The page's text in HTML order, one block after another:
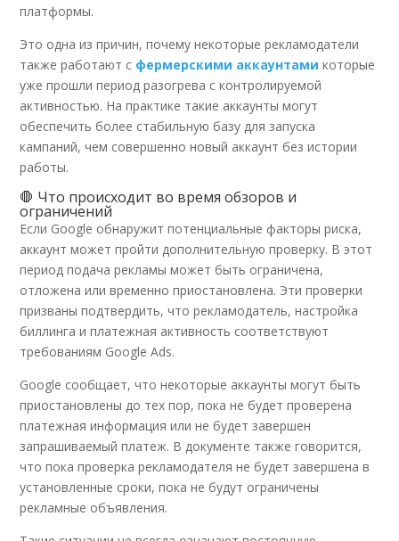
платформы.
Это одна из причин, почему некоторые рекламодатели
также работают с фермерскими аккаунтами которые
уже прошли период разогрева с контролируемой
активностью. На практике такие аккаунты могут
обеспечить более стабильную базу для запуска
кампаний, чем совершенно новый аккаунт без истории
работы.
🛑 Что происходит во время обзоров и
ограничений
Если Google обнаружит потенциальные факторы риска,
аккаунт может пройти дополнительную проверку. В этот
период подача рекламы может быть ограничена,
отложена или временно приостановлена. Эти проверки
призваны подтвердить, что рекламодатель, настройка
биллинга и платежная активность соответствуют
требованиям Google Ads.
Google сообщает, что некоторые аккаунты могут быть
приостановлены до тех пор, пока не будет проверена
платежная информация или не будет завершен
запрашиваемый платеж. В документе также говорится,
что пока проверка рекламодателя не будет завершена в
установленные сроки, пока не будут ограничены
рекламные объявления.